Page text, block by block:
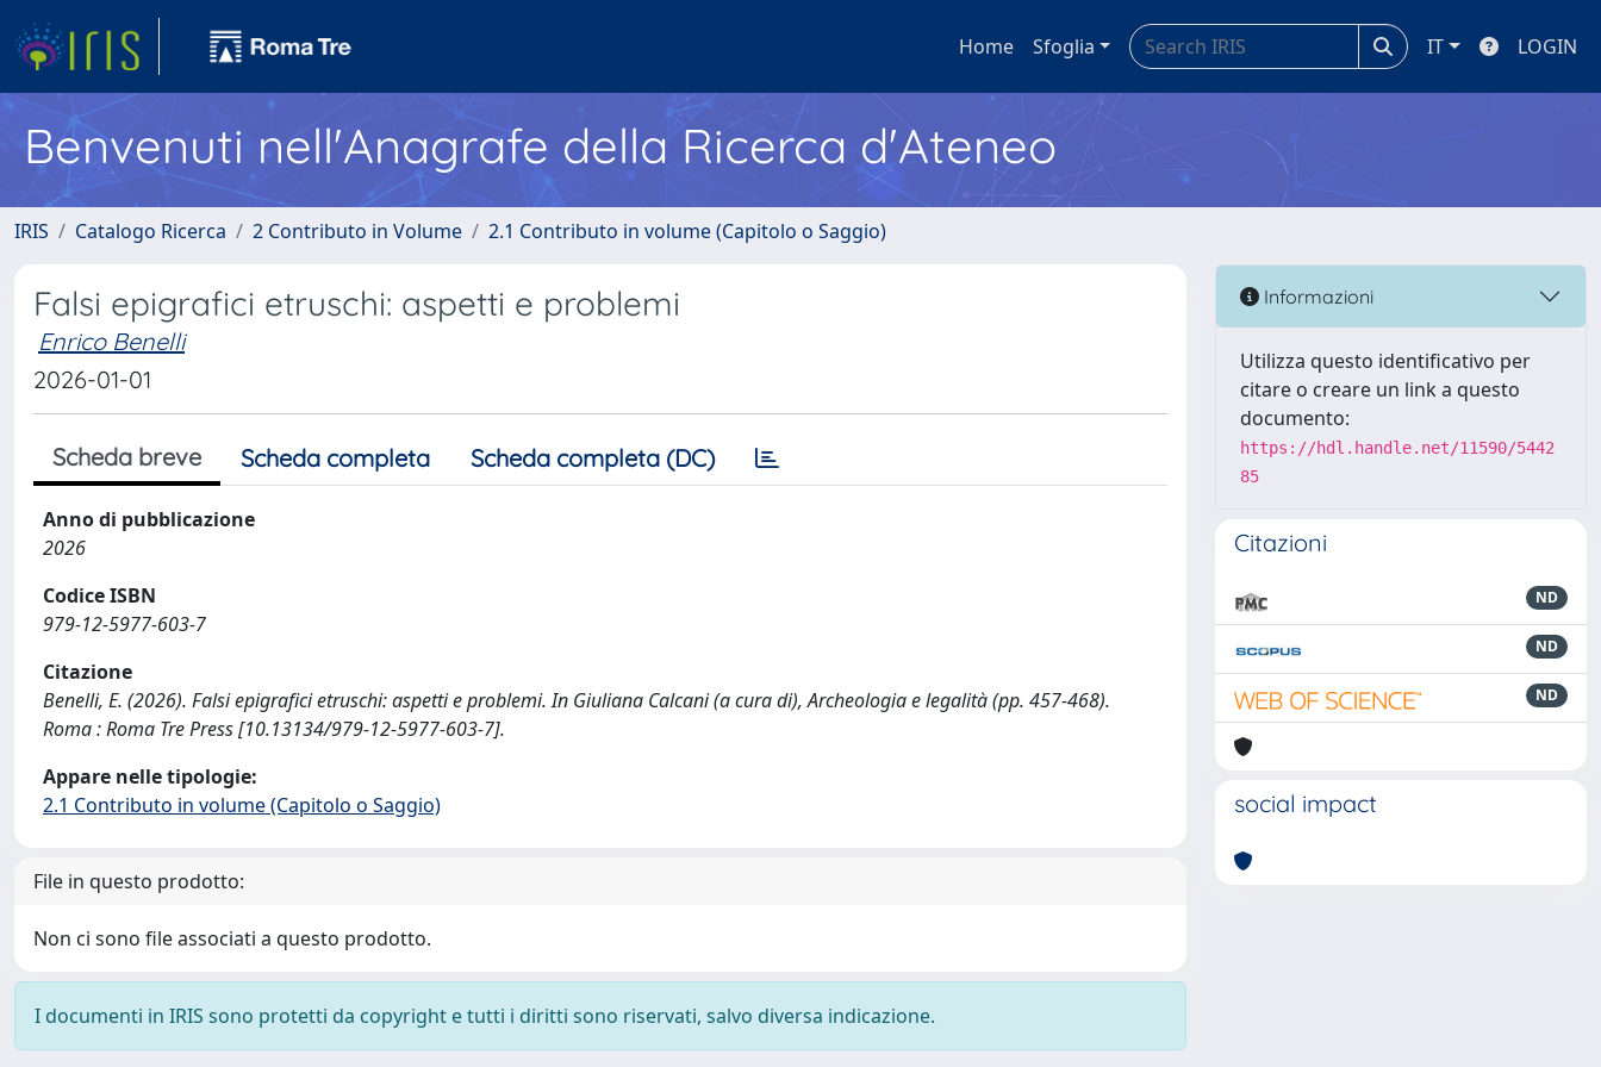
Home Sfoglia IT LOGIN
Benvenuti nell'Anagrafe della Ricerca d'Ateneo
IRIS Catalogo Ricerca 2 Contributo in Volume 2.1 Contributo in volume (Capitolo o Saggio)
Falsi epigrafici etruschi: aspetti e problemi
Enrico Benelli
2026-01-01
Scheda breve Scheda completa Scheda completa (DC)
Anno di pubblicazione
2026
Codice ISBN
979-12-5977-603-7
Citazione
Benelli, E. (2026). Falsi epigrafici etruschi: aspetti e problemi. In Giuliana Calcani (a cura di), Archeologia e legalità (pp. 457-468).
Roma : Roma Tre Press [10.13134/979-12-5977-603-7].
Appare nelle tipologie:
2.1 Contributo in volume (Capitolo o Saggio)
File in questo prodotto:
Non ci sono file associati a questo prodotto.
I documenti in IRIS sono protetti da copyright e tutti i diritti sono riservati, salvo diversa indicazione.
Informazioni
Utilizza questo identificativo per
citare o creare un link a questo
documento:
https://hdl.handle.net/11590/5442
85
Citazioni
ND
ND
ND
social impact